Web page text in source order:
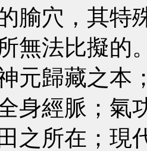
腧穴，其特
無法比擬的
元歸藏之本
身經脈；氣
之所在；現